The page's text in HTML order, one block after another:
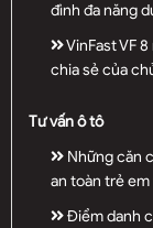
đình đa năng
VinFast VF
chia sẻ của
Tư vấn ô tô
Những căn
an toàn trẻ em
Điểm danh